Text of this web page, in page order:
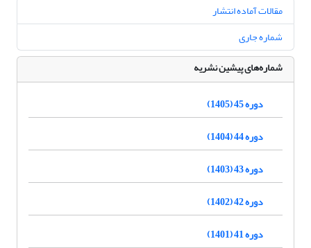
مقالات آماده انتشار
شماره جاری
شماره‌های پیشین نشریه
دوره 45 (1405)
دوره 44 (1404)
دوره 43 (1403)
دوره 42 (1402)
دوره 41 (1401)